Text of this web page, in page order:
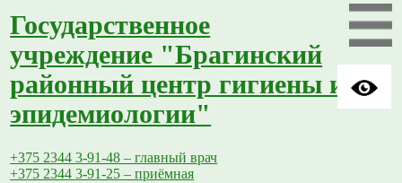
Государственное
учреждение "Брагинский
районный центр гигиены и
эпидемиологии"
+375 2344 3-91-48 – главный врач
+375 2344 3-91-25 – приёмная